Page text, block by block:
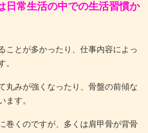
日常生活の中での生活習慣か
ことが多かったり、仕事内容によっ
。
丸みが強くなったり、骨盤の前傾な
ます。
巻くのですが、多くは肩甲骨が背骨